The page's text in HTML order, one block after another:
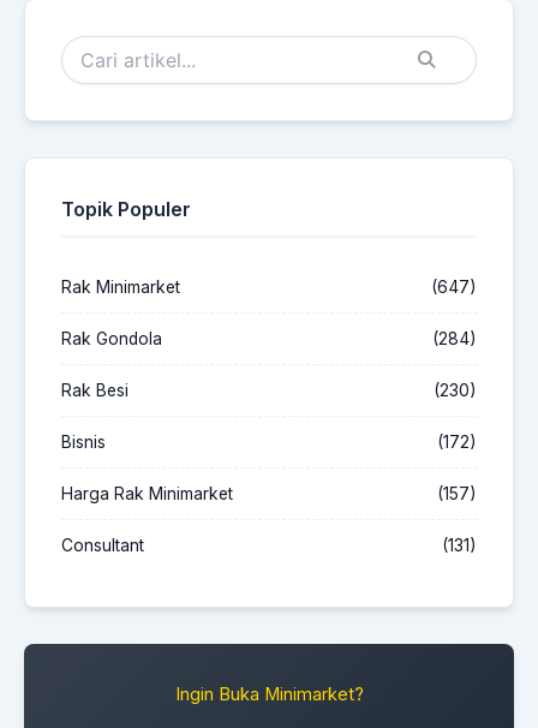
Topik Populer
Rak Minimarket (647)
Rak Gondola (284)
Rak Besi (230)
Bisnis (172)
Harga Rak Minimarket (157)
Consultant (131)
Ingin Buka Minimarket?